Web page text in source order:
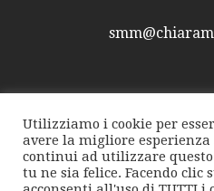
FACEBOOK
Utilizziamo i cookie per
avere la migliore esperienza
continui ad utilizzare
tu ne sia felice. Facendo clic